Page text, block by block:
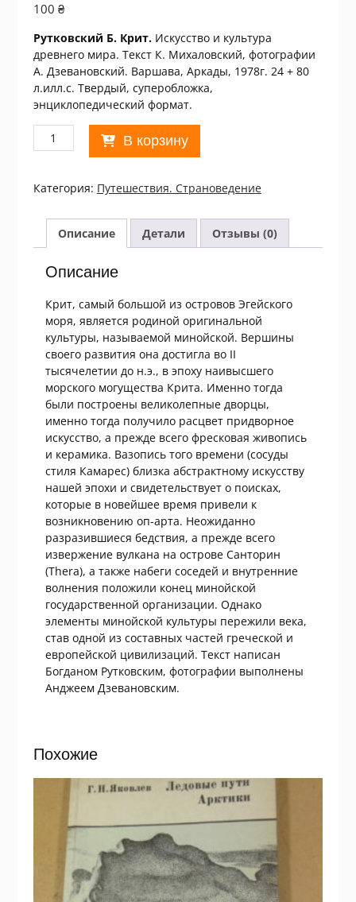
100 ₴
Рутковский Б. Крит. Искусство и культура
древнего мира. Текст К. Михаловский, фотографии
А. Дзевановский. Варшава, Аркады, 1978г. 24 + 80
л.илл.с. Твердый, суперобложка,
энциклопедический формат.
Количество
товара
Рутковский.
В корзину
Категория: Путешествия. Страноведение
Описание Детали Отзывы (0)
Описание
Крит, самый большой из островов Эгейского
моря, является родиной оригинальной
культуры, называемой минойской. Вершины
своего развития она достигла во II
тысячелетии до н.э., в эпоху наивысшего
морского могущества Крита. Именно тогда
были построены великолепные дворцы,
именно тогда получило расцвет придворное
искусство, а прежде всего фресковая живопись
и керамика. Вазопись того времени (сосуды
стиля Камарес) близка абстрактному искусству
нашей эпохи и свидетельствует о поисках,
которые в новейшее время привели к
возникновению оп-арта. Неожиданно
разразившиеся бедствия, а прежде всего
извержение вулкана на острове Санторин
(Thera), а также набеги соседей и внутренние
волнения положили конец минойской
государственной организации. Однако
элементы минойской культуры пережили века,
став одной из составных частей греческой и
европейской цивилизаций. Текст написан
Богданом Рутковским, фотографии выполнены
Анджеем Дзевановским.
Похожие